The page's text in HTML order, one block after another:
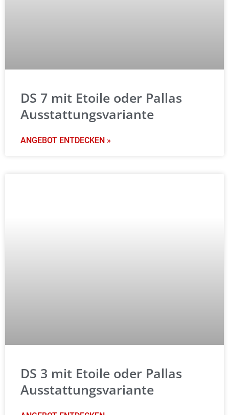
DS 7 mit Etoile oder Pallas
Ausstattungsvariante
ANGEBOT ENTDECKEN »
DS 3 mit Etoile oder Pallas
Ausstattungsvariante